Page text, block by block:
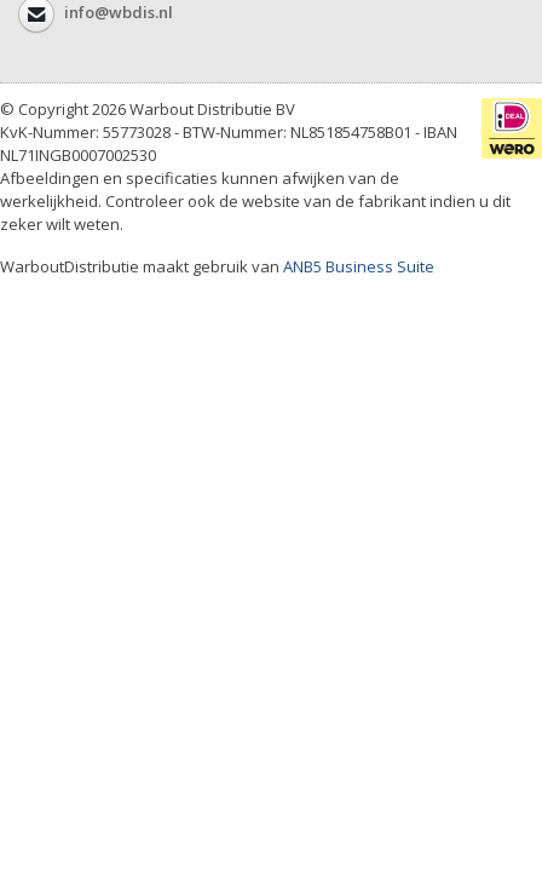
info@wbdis.nl
© Copyright 2026 Warbout Distributie BV
KvK-Nummer: 55773028 - BTW-Nummer: NL851854758B01 - IBAN
NL71INGB0007002530
Afbeeldingen en specificaties kunnen afwijken van de
werkelijkheid. Controleer ook de website van de fabrikant indien u dit
zeker wilt weten.
WarboutDistributie maakt gebruik van ANB5 Business Suite